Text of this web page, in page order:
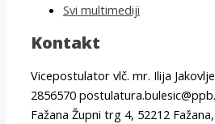
Svi multimediji
Kontakt
Vicepostulator vlč. mr. Ilija
2856570
Fažana Župni trg 4, 52212